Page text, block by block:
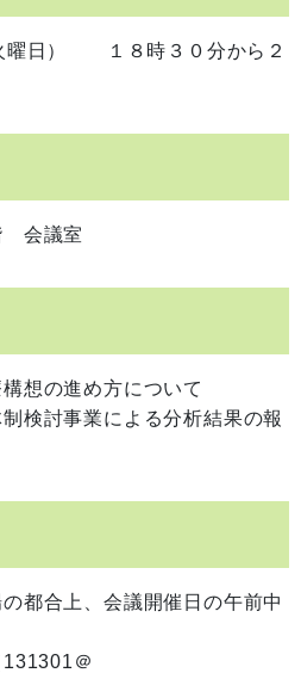
曜日） １８時３０分から２
会議室
想の進め方について
制検討事業による分析結果の報
都合上、会議開催日の午前中
＠